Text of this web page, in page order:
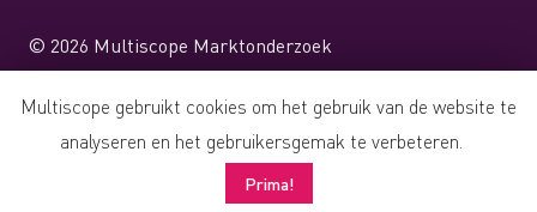
© 2026 Multiscope Marktonderzoek
Website by Shareforce
Multiscope gebruikt cookies om het gebruik van de website te
analyseren en het gebruikersgemak te verbeteren.
Prima!